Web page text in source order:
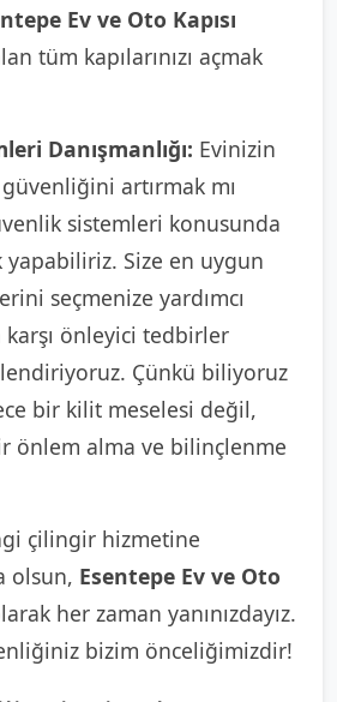
Ev ve Oto Kapısı
tüm kapılarınızı açmak
Danışmanlığı: Evinizin
artırmak mı
sistemleri konusunda
yapabiliriz. Size en uygun
seçmenize yardımcı
karşı önleyici tedbirler
Çünkü biliyoruz
bir kilit meselesi değil,
önlem alma ve bilinçlenme
çilingir hizmetine
olsun, Esentepe Ev ve Oto
her zaman yanınızdayız.
bizim önceliğimizdir!